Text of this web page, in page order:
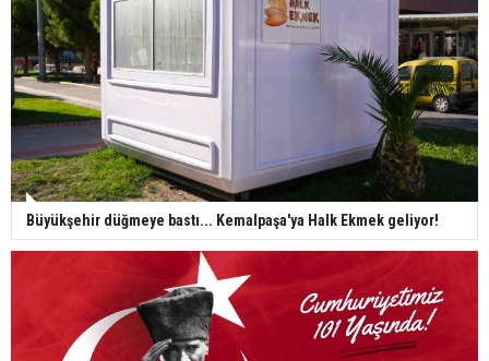
Büyükşehir düğmeye bastı... Kemalpaşa'ya Halk Ekmek geliyor!